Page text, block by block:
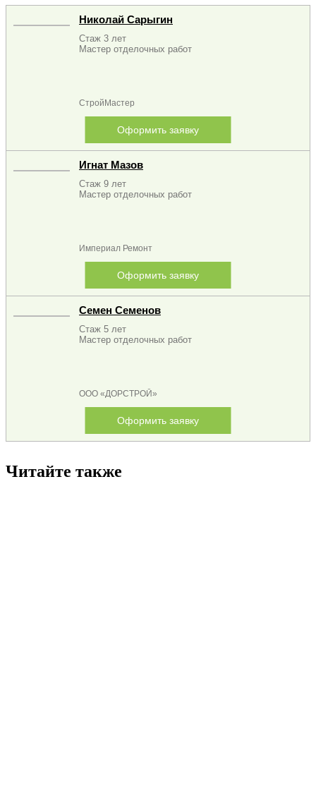
Николай Сарыгин
Стаж 3 лет
Мастер отделочных работ
СтройМастер
Оформить заявку
Игнат Мазов
Стаж 9 лет
Мастер отделочных работ
Империал Ремонт
Оформить заявку
Семен Семенов
Стаж 5 лет
Мастер отделочных работ
ООО «ДОРСТРОЙ»
Оформить заявку
Читайте также